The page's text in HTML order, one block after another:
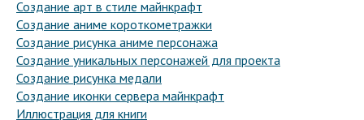
Создание арт в стиле майнкрафт
Создание аниме короткометражки
Создание рисунка аниме персонажа
Создание уникальных персонажей для проекта
Создание рисунка медали
Создание иконки сервера майнкрафт
Иллюстрация для книги